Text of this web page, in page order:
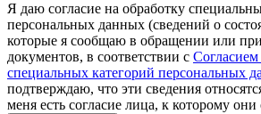
Я даю согласие на обработку
персональных данных (сведений о
которые я сообщаю в обращении или
документов, в соответствии с Согласием
специальных категорий персональных
подтверждаю, что эти сведения
меня есть согласие лица, к которому они